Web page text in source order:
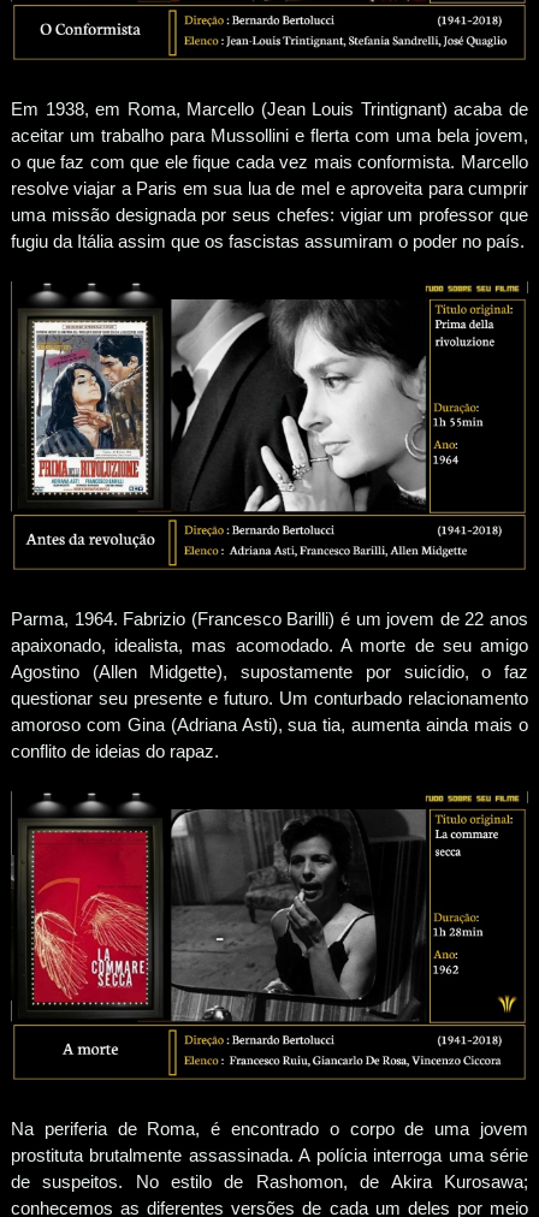
Em 1938, em Roma, Marcello (Jean Louis Trintignant) acaba de
aceitar um trabalho para Mussollini e flerta com uma bela jovem,
o que faz com que ele fique cada vez mais conformista. Marcello
resolve viajar a Paris em sua lua de mel e aproveita para cumprir
uma missão designada por seus chefes: vigiar um professor que
fugiu da Itália assim que os fascistas assumiram o poder no país.
Parma, 1964. Fabrizio (Francesco Barilli) é um jovem de 22 anos
apaixonado, idealista, mas acomodado. A morte de seu amigo
Agostino (Allen Midgette), supostamente por suicídio, o faz
questionar seu presente e futuro. Um conturbado relacionamento
amoroso com Gina (Adriana Asti), sua tia, aumenta ainda mais o
conflito de ideias do rapaz.
Na periferia de Roma, é encontrado o corpo de uma jovem
prostituta brutalmente assassinada. A polícia interroga uma série
de suspeitos. No estilo de Rashomon, de Akira Kurosawa;
conhecemos as diferentes versões de cada um deles por meio